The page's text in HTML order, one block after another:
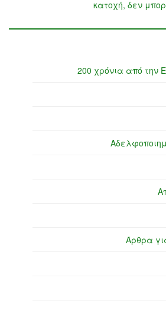
κατοχή, δεν
200 χρόνια από την
Άρθρα